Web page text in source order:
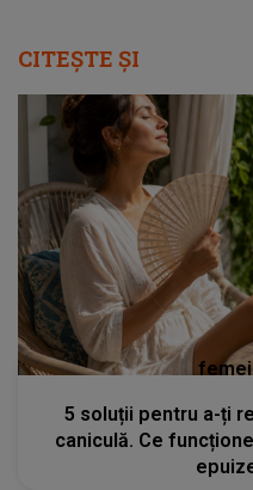
CITEȘTE ȘI
5 soluții pentru a-ți
caniculă. Ce